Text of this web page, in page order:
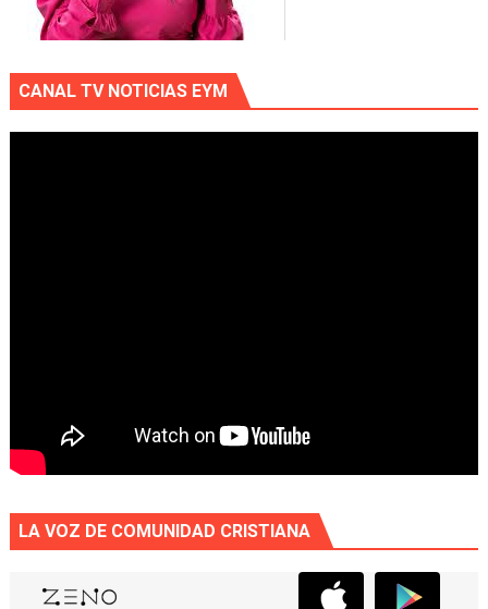
CANAL TV NOTICIAS EYM
LA VOZ DE COMUNIDAD CRISTIANA